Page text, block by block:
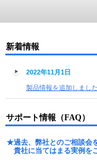
新着情報
2022年11月1日
製品情報を追加しました
サポート情報（FAQ）
★過去、弊社とのご相談会
貴社に当てはまる実例を